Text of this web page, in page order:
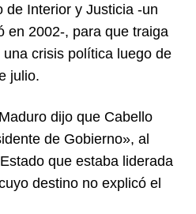
de Interior y Justicia -un
en 2002-, para que traiga
crisis política luego de
julio.
dijo que Cabello
de Gobierno», al
que estaba liderada
destino no explicó el